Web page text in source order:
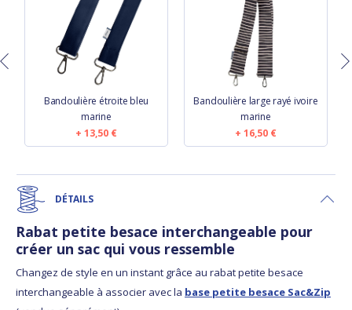
Bandoulière étroite bleu
marine
13,50 €
Bandoulière large rayé ivoire
marine
16,50 €
DÉTAILS
Rabat petite besace interchangeable pour
créer un sac qui vous ressemble
Changez de style en un instant grâce au rabat petite besace
interchangeable à associer avec la base petite besace Sac&Zip